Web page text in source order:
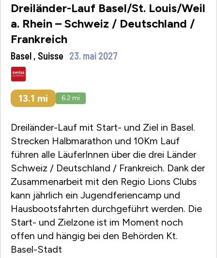
Dreiländer-Lauf Basel/St. Louis/Weil
a. Rhein – Schweiz / Deutschland /
Frankreich
Basel , Suisse 23. mai 2027
13.1 mi 6.2 mi
Dreiländer-Lauf mit Start- und Ziel in Basel.
Strecken Halbmarathon und 10Km Lauf
führen alle LäuferInnen über die drei Länder
Schweiz / Deutschland / Frankreich. Dank der
Zusammenarbeit mit den Regio Lions Clubs
kann jährlich ein Jugendferiencamp und
Hausbootsfahrten durchgeführt werden. Die
Start- und Zielzone ist im Moment noch
offen und hängig bei den Behörden Kt.
Basel-Stadt